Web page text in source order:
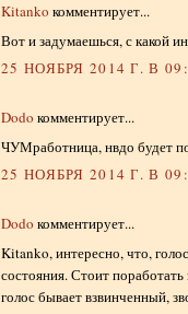
Kitanko комментирует...
Вот и задумаешься, с какой
25 НОЯБРЯ 2014 Г. В
Dodo комментирует...
ЧУМработница, нвдо будет
25 НОЯБРЯ 2014 Г. В
Dodo комментирует...
Kitanko, интересно, что,
состояния. Стоит
голос бывает взвинченный,